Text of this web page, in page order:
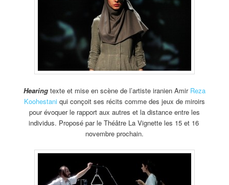
Hearing texte et mise en scène de l’artiste iranien Amir Reza
Koohestani qui conçoit ses récits comme des jeux de miroirs
pour évoquer le rapport aux autres et la distance entre les
individus. Proposé par le Théâtre La Vignette les 15 et 16
novembre prochain.